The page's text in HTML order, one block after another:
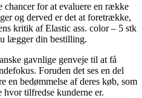
chancer for at evaluere en række
og derved er det at foretrække,
kritik af Elastic ass. color – 5 stk
lægger din bestilling.
gavnlige genveje til at få
Foruden det ses en del
en bedømmelse af deres køb, som
hvor tilfredse kunderne er.